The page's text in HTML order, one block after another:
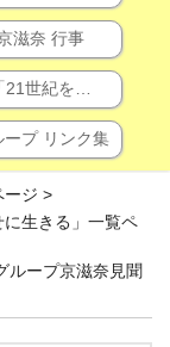
滋奈 行事
21世紀を…
ープ リンク集
ージ >
生きる」一覧ペ
ループ京滋奈見聞